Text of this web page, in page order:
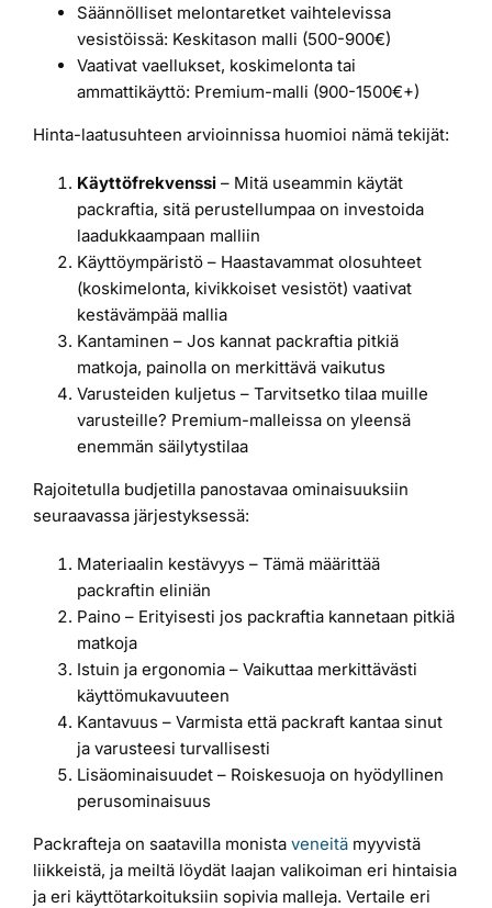
Säännölliset melontaretket vaihtelevissa
vesistöissä: Keskitason malli (500-900€)
Vaativat vaellukset, koskimelonta tai
ammattikäyttö: Premium-malli (900-1500€+)
Hinta-laatusuhteen arvioinnissa huomioi nämä tekijät:
Käyttöfrekvenssi – Mitä useammin käytät
packraftia, sitä perustellumpaa on investoida
laadukkaampaan malliin
Käyttöympäristö – Haastavammat olosuhteet
(koskimelonta, kivikkoiset vesistöt) vaativat
kestävämpää mallia
Kantaminen – Jos kannat packraftia pitkiä
matkoja, painolla on merkittävä vaikutus
Varusteiden kuljetus – Tarvitsetko tilaa muille
varusteille? Premium-malleissa on yleensä
enemmän säilytystilaa
Rajoitetulla budjetilla panostavaa ominaisuuksiin
seuraavassa järjestyksessä:
Materiaalin kestävyys – Tämä määrittää
packraftin eliniän
Paino – Erityisesti jos packraftia kannetaan pitkiä
matkoja
Istuin ja ergonomia – Vaikuttaa merkittävästi
käyttömukavuuteen
Kantavuus – Varmista että packraft kantaa sinut
ja varusteesi turvallisesti
Lisäominaisuudet – Roiskesuoja on hyödyllinen
perusominaisuus
Packrafteja on saatavilla monista veneitä myyvistä
liikkeistä, ja meiltä löydät laajan valikoiman eri hintaisia
ja eri käyttötarkoituksiin sopivia malleja. Vertaile eri